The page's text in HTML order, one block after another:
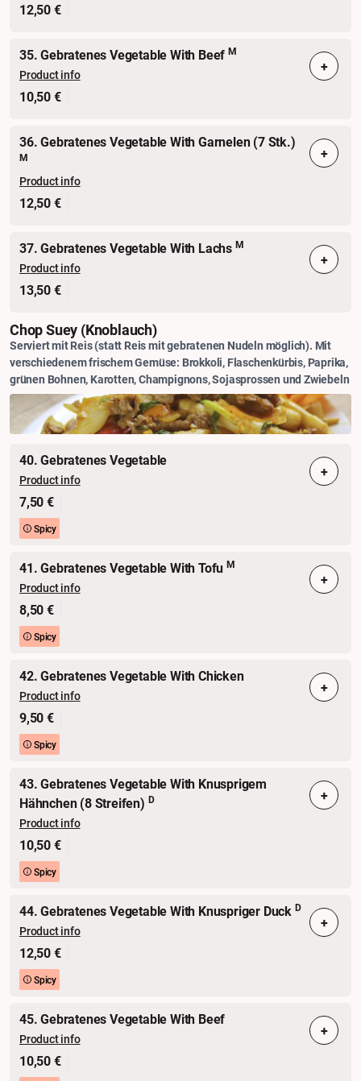
12,50 €
35. Gebratenes Vegetable With Beef M
Product info
10,50 €
+
36. Gebratenes Vegetable With Garnelen (7 Stk.)
M
Product info
12,50 €
+
37. Gebratenes Vegetable With Lachs M
Product info
13,50 €
+
Chop Suey (knoblauch)
Serviert mit Reis (statt Reis mit gebratenen Nudeln möglich). Mit
verschiedenem frischem Gemüse: Brokkoli, Flaschenkürbis, Paprika,
grünen Bohnen, Karotten, Champignons, Sojasprossen und Zwiebeln
40. Gebratenes Vegetable
Product info
7,50 €
Spicy
+
41. Gebratenes Vegetable With Tofu M
Product info
8,50 €
Spicy
+
42. Gebratenes Vegetable With Chicken
Product info
9,50 €
Spicy
+
43. Gebratenes Vegetable With Knusprigem
Hähnchen (8 Streifen) D
Product info
10,50 €
Spicy
+
44. Gebratenes Vegetable With Knuspriger Duck D
Product info
12,50 €
Spicy
+
45. Gebratenes Vegetable With Beef
Product info
10,50 €
+